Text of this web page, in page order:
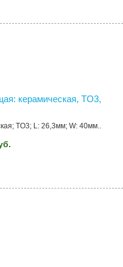
керамическая, TO3,
TO3; L: 26,3мм; W: 40мм..